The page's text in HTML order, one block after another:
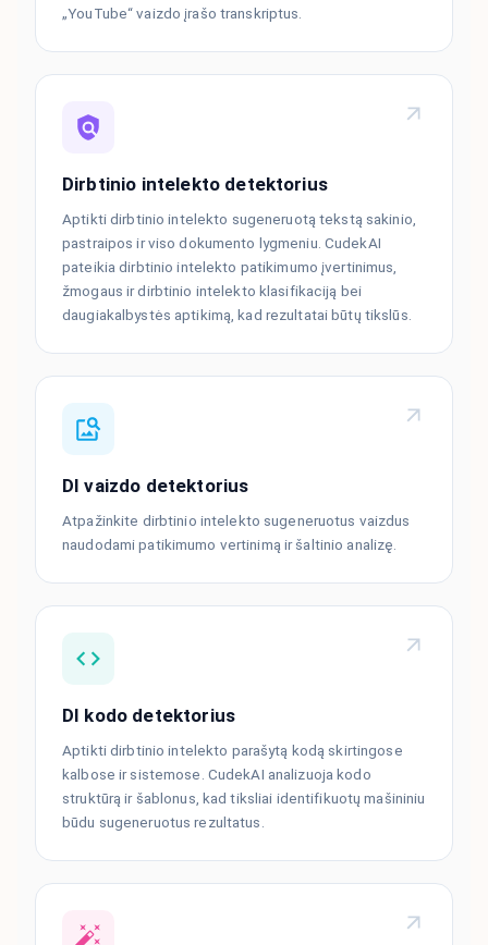
„YouTube“ vaizdo įrašo transkriptus.
Dirbtinio intelekto detektorius
Aptikti dirbtinio intelekto sugeneruotą tekstą sakinio,
pastraipos ir viso dokumento lygmeniu. CudekAI
pateikia dirbtinio intelekto patikimumo įvertinimus,
žmogaus ir dirbtinio intelekto klasifikaciją bei
daugiakalbystės aptikimą, kad rezultatai būtų tikslūs.
DI vaizdo detektorius
Atpažinkite dirbtinio intelekto sugeneruotus vaizdus
naudodami patikimumo vertinimą ir šaltinio analizę.
DI kodo detektorius
Aptikti dirbtinio intelekto parašytą kodą skirtingose
kalbose ir sistemose. CudekAI analizuoja kodo
struktūrą ir šablonus, kad tiksliai identifikuotų mašininiu
būdu sugeneruotus rezultatus.